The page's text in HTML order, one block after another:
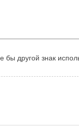
другой знак